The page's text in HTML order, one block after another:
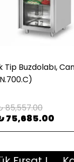
Tip Buzdolabı,
85,557.00
75,685.00